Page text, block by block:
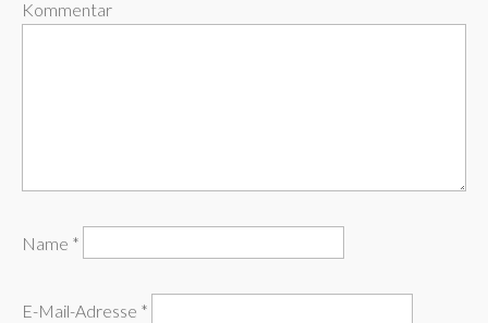
Kommentar
Name *
E-Mail-Adresse *